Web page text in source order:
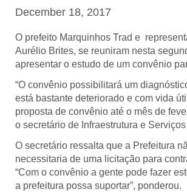
December 18, 2017
O prefeito Marquinhos Trad e
Aurélio Brites, se reuniram nesta
apresentar o estudo de um convênio
“O convênio possibilitará um
está bastante deteriorado e com vida
proposta de convênio até o mês de
o secretário de Infraestrutura e
O secretário ressalta que a Prefeitura
necessitaria de uma licitação para
“Com o convênio a gente pode fazer
a prefeitura possa suportar”, ponderou.